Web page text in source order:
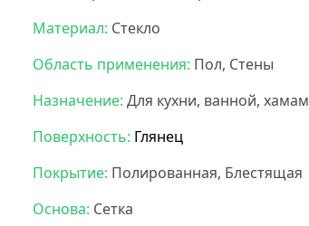
Материал: Стекло
Область применения: Пол, Стены
Назначение: Для кухни, ванной, хамам
Поверхность: Глянец
Покрытие: Полированная, Блестящая
Основа: Сетка